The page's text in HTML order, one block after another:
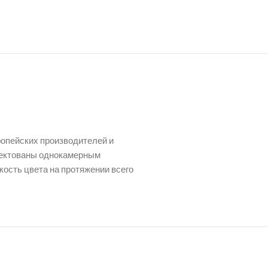
производителей и
однокамерным
цвета на протяжении всего